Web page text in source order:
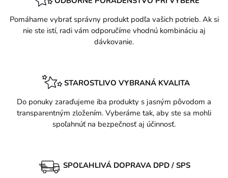
Pomáhame vybrať správny produkt podľa vašich potrieb. Ak si
nie ste istí, radi vám odporučíme vhodnú kombináciu aj
dávkovanie.
STAROSTLIVO VYBRANÁ KVALITA
Do ponuky zaraďujeme iba produkty s jasným pôvodom a
transparentným zložením. Vyberáme tak, aby ste sa mohli
spoľahnúť na bezpečnosť aj účinnosť.
SPOĽAHLIVÁ DOPRAVA DPD / SPS